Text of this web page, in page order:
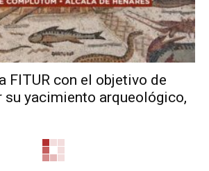
FITUR con el objetivo de
su yacimiento arqueológico,